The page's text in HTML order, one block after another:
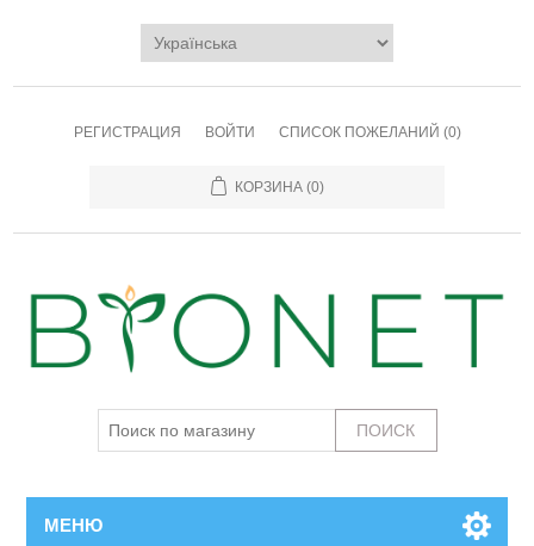
РЕГИСТРАЦИЯ ВОЙТИ СПИСОК ПОЖЕЛАНИЙ (0)
КОРЗИНА (0)
МЕНЮ